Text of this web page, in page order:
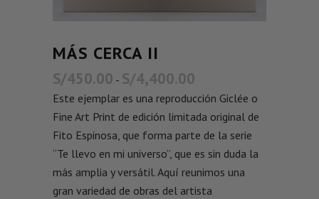
MÁS CERCA II
S/450.00 - S/4,400.00
Este ejemplar es una reproducción Giclée o
Fine Art Print de edición limitada original de
Fito Espinosa, que forma parte de la serie
“Te llevo en mi universo”, que es sin duda la
más amplia y versátil. Aquí reunimos una
gran variedad de obras del artista